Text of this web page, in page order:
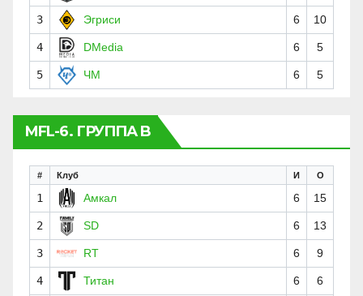
3 Эгриси 6 10
4 DMedia 6 5
5 ЧМ 6 5
MFL-6. ГРУППА B
# Клуб И О
1 Амкал 6 15
2 SD 6 13
3 RT 6 9
4 Титан 6 6